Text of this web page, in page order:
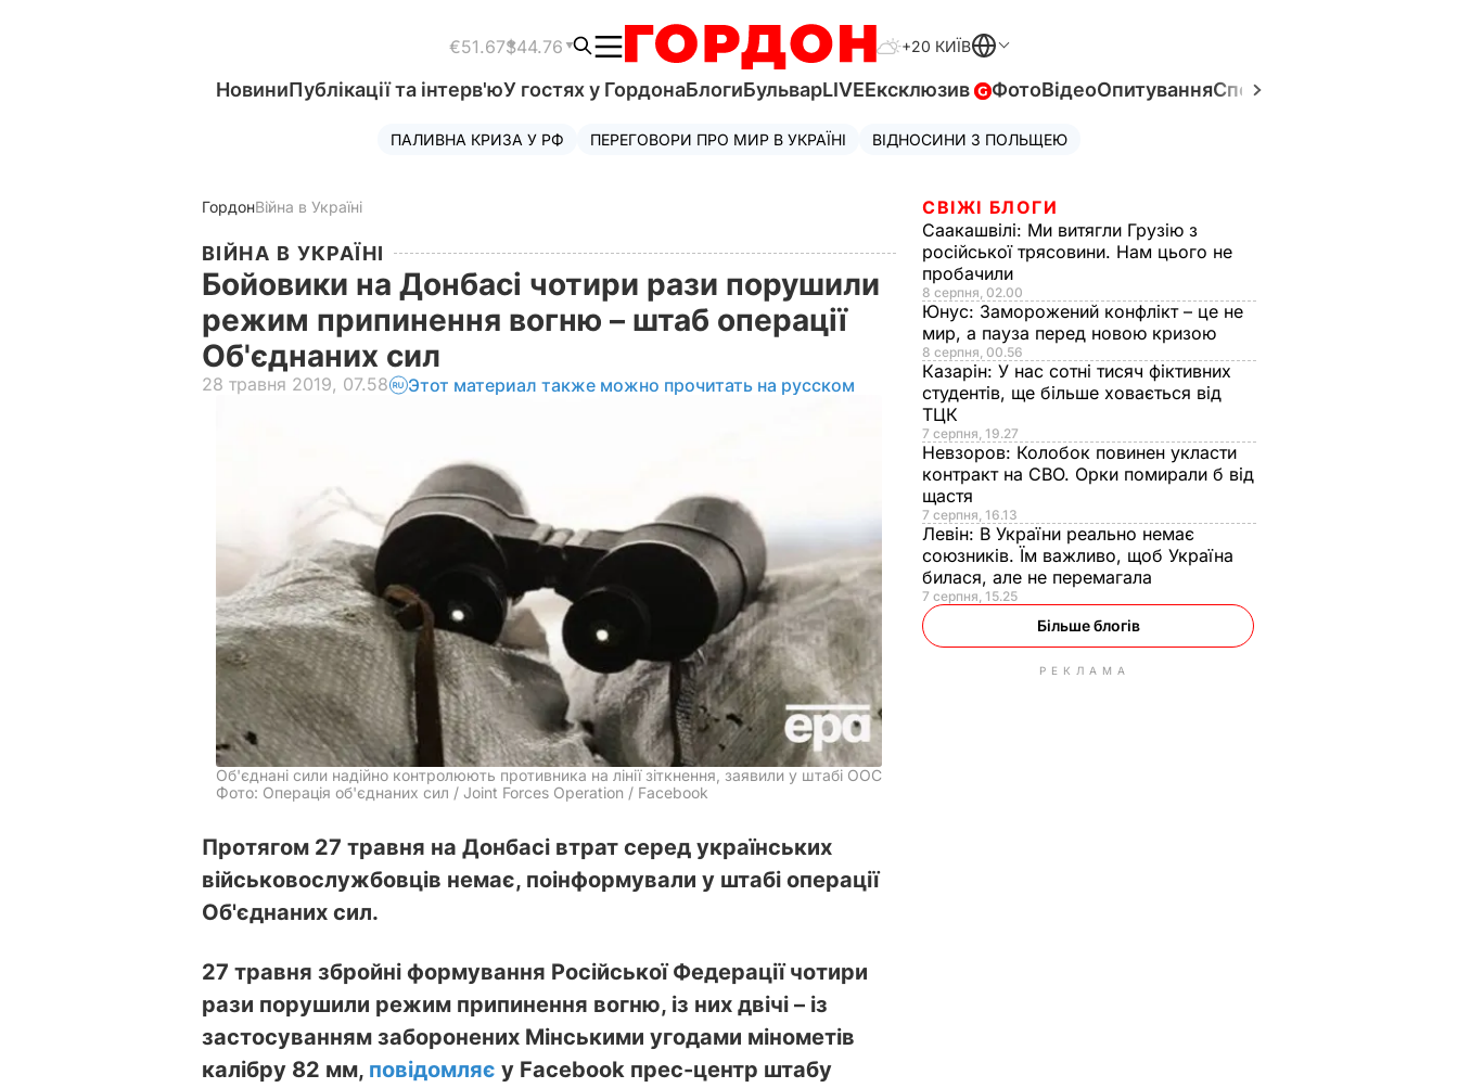
€51.67$44.76 +20 КИЇВ
НовиниПублікації та інтерв'юУ гостях у ГордонаБлогиБульварLIVEЕксклюзив ФотоВідеоОпитуванняСпецпроєкти
ПАЛИВНА КРИЗА У РФ ПЕРЕГОВОРИ ПРО МИР В УКРАЇНІ ВІДНОСИНИ З ПОЛЬЩЕЮ
ГордонВійна в Україні
ВІЙНА В УКРАЇНІ
Бойовики на Донбасі чотири рази порушили
режим припинення вогню – штаб операції
Об'єднаних сил
28 травня 2019, 07.58 Этот материал также можно прочитать на русском
Об'єднані сили надійно контролюють противника на лінії зіткнення, заявили у штабі ООС
Фото: Операція об'єднаних сил / Joint Forces Operation / Facebook
Протягом 27 травня на Донбасі втрат серед українських
військовослужбовців немає, поінформували у штабі операції
Об'єднаних сил.
27 травня збройні формування Російської Федерації чотири
рази порушили режим припинення вогню, із них двічі – із
застосуванням заборонених Мінськими угодами мінометів
калібру 82 мм, повідомляє у Facebook прес-центр штабу
СВІЖІ БЛОГИ
Саакашвілі: Ми витягли Грузію з
російської трясовини. Нам цього не
пробачили
8 серпня, 02.00
Юнус: Заморожений конфлікт – це не
мир, а пауза перед новою кризою
8 серпня, 00.56
Казарін: У нас сотні тисяч фіктивних
студентів, ще більше ховається від
ТЦК
7 серпня, 19.27
Невзоров: Колобок повинен укласти
контракт на СВО. Орки помирали б від
щастя
7 серпня, 16.13
Левін: В України реально немає
союзників. Їм важливо, щоб Україна
билася, але не перемагала
7 серпня, 15.25
Більше блогів
РЕКЛАМА